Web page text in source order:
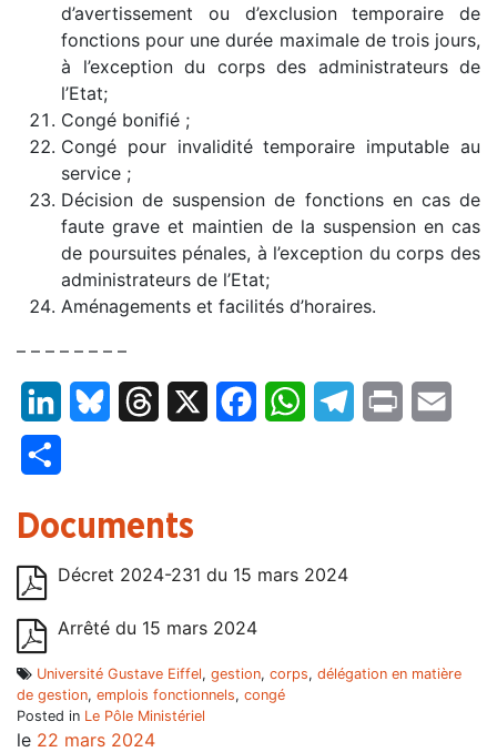
d’avertissement ou d’exclusion temporaire de
fonctions pour une durée maximale de trois jours,
à l’exception du corps des administrateurs de
l’Etat;
Congé bonifié ;
Congé pour invalidité temporaire imputable au
service ;
Décision de suspension de fonctions en cas de
faute grave et maintien de la suspension en cas
de poursuites pénales, à l’exception du corps des
administrateurs de l’Etat;
Aménagements et facilités d’horaires.
– – – – – – – –
LinkedInBluesky Threads FacebookWhatsAppTelegram
Print
Documents
Décret 2024-231 du 15 mars 2024
Arrêté du 15 mars 2024
Université Gustave Eiffel, gestion, corps, délégation en matière
de gestion, emplois fonctionnels, congé
Posted in Le Pôle Ministériel
le 22 mars 2024